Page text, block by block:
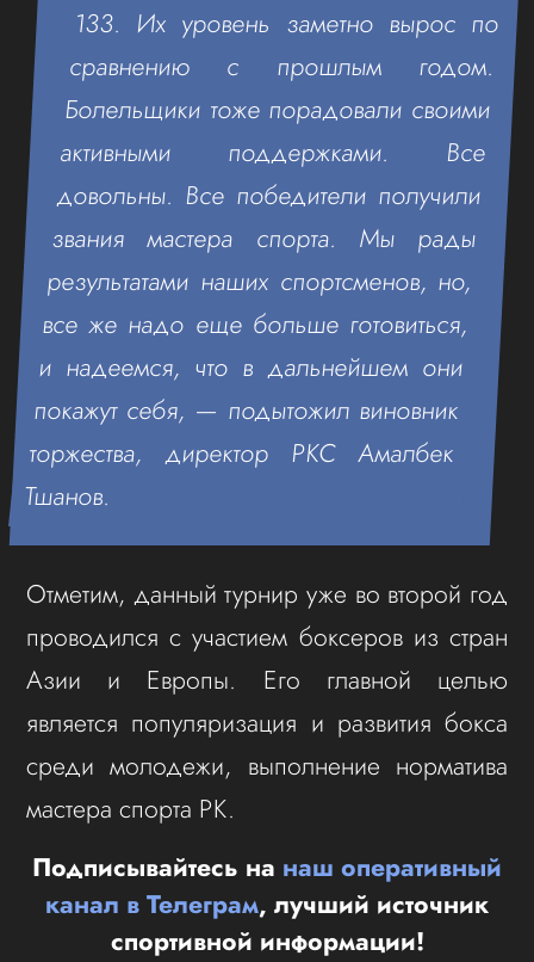
133. Их уровень заметно вырос по
сравнению с прошлым годом.
Болельщики тоже порадовали своими
активными поддержками. Все
довольны. Все победители получили
звания мастера спорта. Мы рады
результатами наших спортсменов, но,
все же надо еще больше готовиться,
и надеемся, что в дальнейшем они
покажут себя, — подытожил виновник
торжества, директор РКС Амалбек
Тшанов.
Отметим, данный турнир уже во второй год
проводился с участием боксеров из стран
Азии и Европы. Его главной целью
является популяризация и развития бокса
среди молодежи, выполнение норматива
мастера спорта РК.
Подписывайтесь на наш оперативный
канал в Телеграм, лучший источник
спортивной информации!